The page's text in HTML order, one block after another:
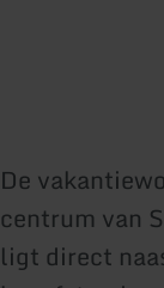
De
centrum van
ligt direct